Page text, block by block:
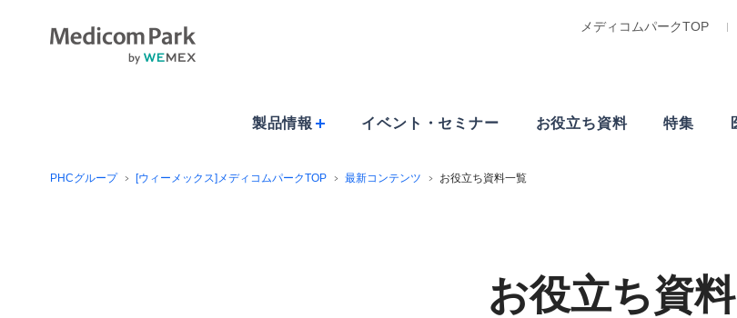
製品情報 イベント・ セミナー お役立ち資料 特集
メディコムパークTOP
PHCグループ [ウィーメックス]メディコムパークTOP 最新コンテンツ お役立ち資料一覧
お役立ち資料